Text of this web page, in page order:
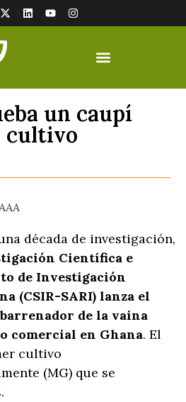
un caupí
cultivo
década de investigación,
Científica e
de Investigación
(CSIR-SARI) lanza el
de la vaina
comercial en Ghana. El
cultivo
(MG) que se